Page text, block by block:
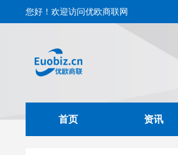
您好！欢迎访问优欧商联网
首页 资讯